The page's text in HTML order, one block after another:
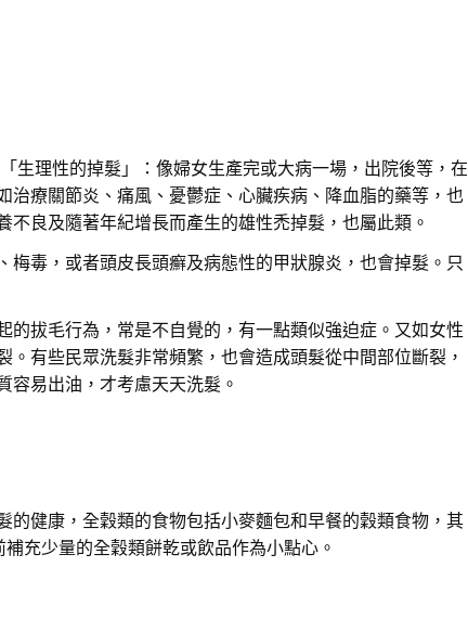
生理性的掉髮」：像婦女生產完或大病一場，出院後等，在
治療關節炎、痛風、憂鬱症、心臟疾病、降血脂的藥等，也
良及隨著年紀增長而產生的雄性禿掉髮，也屬此類。
梅毒，或者頭皮長頭癬及病態性的甲狀腺炎，也會掉髮。只
的拔毛行為，常是不自覺的，有一點類似強迫症。又如女性
有些民眾洗髮非常頻繁，也會造成頭髮從中間部位斷裂，
容易出油，才考慮天天洗髮。
的健康，全穀類的食物包括小麥麵包和早餐的穀類食物，其
充少量的全穀類餅乾或飲品作為小點心。